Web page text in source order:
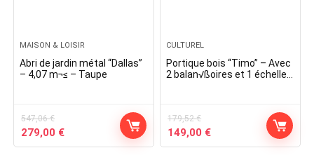
MAISON & LOISIR
Abri de jardin métal “Dallas”
– 4,07 m¬≤ – Taupe
547,06€
Original
price
279,00 €Current
price
CULTUREL
Portique bois “Timo” – Avec
2 balan√ßoires et 1 échelle
179,52€
Original
price
149,00 €Current
price